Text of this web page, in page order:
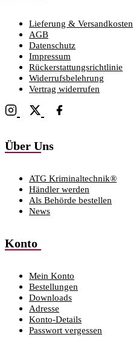
Lieferung & Versandkosten
AGB
Datenschutz
Impressum
Rückerstattungsrichtlinie
Widerrufsbelehrung
Vertrag widerrufen
Über Uns
ATG Kriminaltechnik®
Händler werden
Als Behörde bestellen
News
Konto
Mein Konto
Bestellungen
Downloads
Adresse
Konto-Details
Passwort vergessen